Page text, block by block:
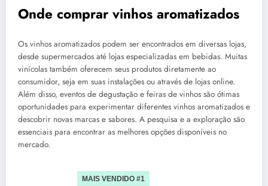
Onde comprar vinhos aromatizados
Os vinhos aromatizados podem ser encontrados em diversas lojas,
desde supermercados até lojas especializadas em bebidas. Muitas
vinícolas também oferecem seus produtos diretamente ao
consumidor, seja em suas instalações ou através de lojas online.
Além disso, eventos de degustação e feiras de vinhos são ótimas
oportunidades para experimentar diferentes vinhos aromatizados e
descobrir novas marcas e sabores. A pesquisa e a exploração são
essenciais para encontrar as melhores opções disponíveis no
mercado.
MAIS VENDIDO #1